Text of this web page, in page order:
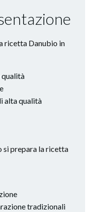
ricetta Danubio in
alta qualità
si prepara la ricetta
tradizionali